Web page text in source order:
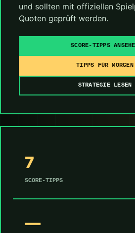
und sollten mit offiziellen
Quoten geprüft werden.
SCORE-TIPPS
TIPPS FÜR MORGEN
STRATEGIE LESEN
7
SCORE-TIPPS
—